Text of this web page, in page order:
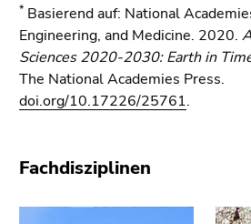
* Basierend auf: National
Engineering, and Medicine. 2020.
Sciences 2020-2030: Earth in
The National Academies Press.
doi.org/10.17226/25761.
Fachdisziplinen